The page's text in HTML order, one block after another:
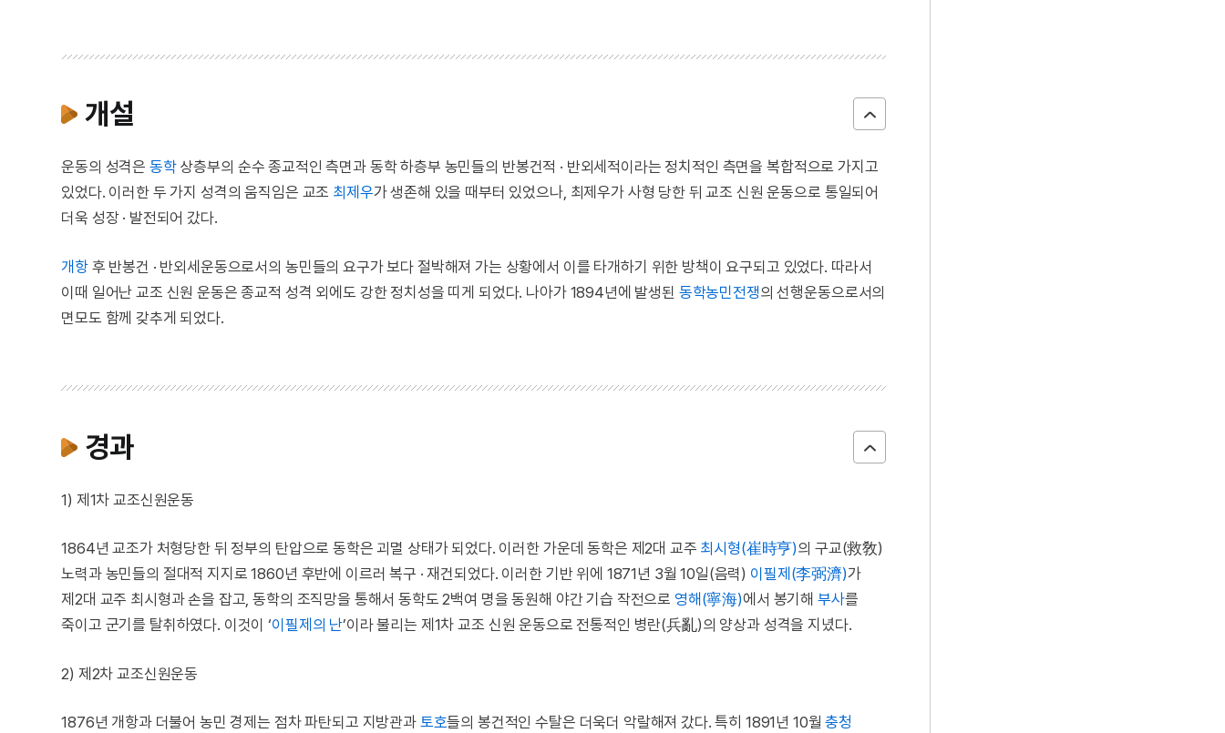
개설
운동의 성격은 동학상층부의 순수 종교적인 측면과 동학 하층부 농민들의 반봉건적 · 반외세적이라는 정치적인 측면을 복합적으로 가지고
있었다. 이러한 두 가지 성격의 움직임은 교조 최제우가 생존해 있을 때부터 있었으나, 최제우가 사형 당한 뒤 교조 신원 운동으로 통일되어
더욱 성장 · 발전되어 갔다.
개항후 반봉건 · 반외세운동으로서의 농민들의 요구가 보다 절박해져 가는 상황에서 이를 타개하기 위한 방책이 요구되고 있었다. 따라서
이때 일어난 교조 신원 운동은 종교적 성격 외에도 강한 정치성을 띠게 되었다. 나아가 1894년에 발생된 동학농민전쟁의 선행운동으로서의
면모도 함께 갖추게 되었다.
경과
1) 제1차 교조신원운동
1864년 교조가 처형당한 뒤 정부의 탄압으로 동학은 괴멸 상태가 되었다. 이러한 가운데 동학은 제2대 교주 최시형(崔時亨)의 구교(救敎)
노력과 농민들의 절대적 지지로 1860년 후반에 이르러 복구 · 재건되었다. 이러한 기반 위에 1871년 3월 10일(음력) 이필제(李弼濟)가
제2대 교주 최시형과 손을 잡고, 동학의 조직망을 통해서 동학도 2백여 명을 동원해 야간 기습 작전으로 영해(寧海)에서 봉기해 부사를
죽이고 군기를 탈취하였다. 이것이 ‘이필제의 난’이라 불리는 제1차 교조 신원 운동으로 전통적인 병란(兵亂)의 양상과 성격을 지녔다.
2) 제2차 교조신원운동
1876년 개항과 더불어 농민 경제는 점차 파탄되고 지방관과 토호들의 봉건적인 수탈은 더욱더 악랄해져 갔다. 특히 1891년 10월충청